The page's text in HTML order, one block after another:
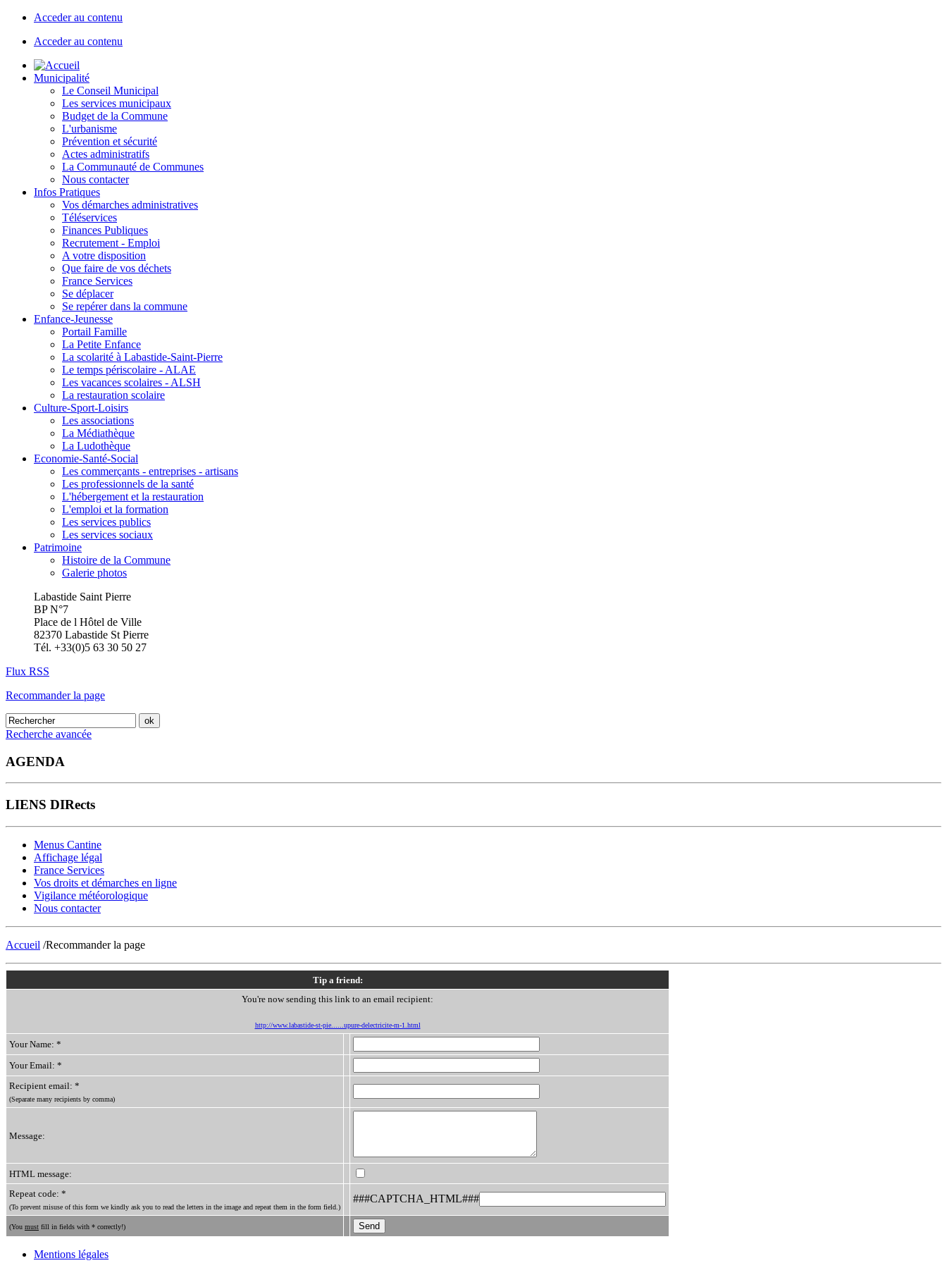
Acceder au contenu
Acceder au contenu
Municipalité
Le Conseil Municipal
Les services municipaux
Budget de la Commune
L'urbanisme
Prévention et sécurité
Actes administratifs
La Communauté de Communes
Nous contacter
Infos Pratiques
Vos démarches administratives
Téléservices
Finances Publiques
Recrutement - Emploi
A votre disposition
Que faire de vos déchets
France Services
Se déplacer
Se repérer dans la commune
Enfance-Jeunesse
Portail Famille
La Petite Enfance
La scolarité à Labastide-Saint-Pierre
Le temps périscolaire - ALAE
Les vacances scolaires - ALSH
La restauration scolaire
Culture-Sport-Loisirs
Les associations
La Médiathèque
La Ludothèque
Economie-Santé-Social
Les commerçants - entreprises - artisans
Les professionnels de la santé
L'hébergement et la restauration
L'emploi et la formation
Les services publics
Les services sociaux
Patrimoine
Histoire de la Commune
Galerie photos
Labastide Saint Pierre
BP N°7
Place de l Hôtel de Ville
82370 Labastide St Pierre
Tél. +33(0)5 63 30 50 27
Flux RSS
Recommander la page
Recherche avancée
AGENDA
LIENS DIRects
Menus Cantine
Affichage légal
France Services
Vos droits et démarches en ligne
Vigilance météorologique
Nous contacter
Accueil /Recommander la page
Tip a friend:
You're now sending this link to an email recipient:
http://www.labastide-st-pie......upure-delectricite-m-1.html
Your Name: *
Your Email: *
Recipient email: *
(Separate many recipients by comma)
Message:
HTML message:
Repeat code: *
(To prevent misuse of this form we kindly ask you to read the letters in the image and repeat them in the form field.)
###CAPTCHA_HTML###
(You must fill in fields with * correctly!)
Mentions légales